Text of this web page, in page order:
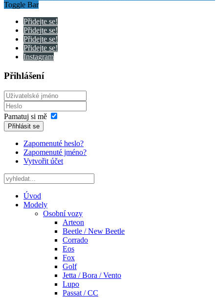
Toggle Bar
Přidejte se!
Přidejte se!
Přidejte se!
Přidejte se!
Instagram
Přihlášení
Pamatuj si mě
Přihlásit se
Zapomenuté heslo?
Zapomenuté jméno?
Vytvořit účet
Úvod
Modely
Osobní vozy
Arteon
Beetle / New Beetle
Corrado
Eos
Fox
Golf
Jetta / Bora / Vento
Lupo
Passat / CC